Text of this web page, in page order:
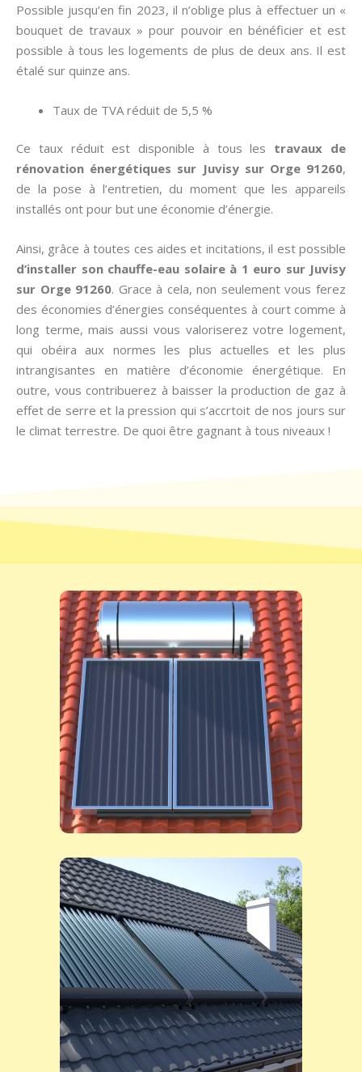
Possible jusqu’en fin 2023, il n’oblige plus à effectuer un «
bouquet de travaux » pour pouvoir en bénéficier et est
possible à tous les logements de plus de deux ans. Il est
étalé sur quinze ans.
Taux de TVA réduit de 5,5 %
Ce taux réduit est disponible à tous les travaux de
rénovation énergétiques sur Juvisy sur Orge 91260,
de la pose à l’entretien, du moment que les appareils
installés ont pour but une économie d’énergie.
Ainsi, grâce à toutes ces aides et incitations, il est possible
d’installer son chauffe-eau solaire à 1 euro sur Juvisy
sur Orge 91260. Grace à cela, non seulement vous ferez
des économies d’énergies conséquentes à court comme à
long terme, mais aussi vous valoriserez votre logement,
qui obéira aux normes les plus actuelles et les plus
intrangisantes en matière d’économie énergétique. En
outre, vous contribuerez à baisser la production de gaz à
effet de serre et la pression qui s’accrtoit de nos jours sur
le climat terrestre. De quoi être gagnant à tous niveaux !